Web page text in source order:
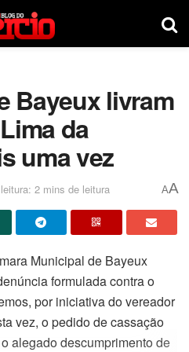
Bayeux livram
da
uma vez
2 mins de leitura AA
Municipal de Bayeux
formulada contra o
por iniciativa do vereador
vez, o pedido de cassação
alegado descumprimento de